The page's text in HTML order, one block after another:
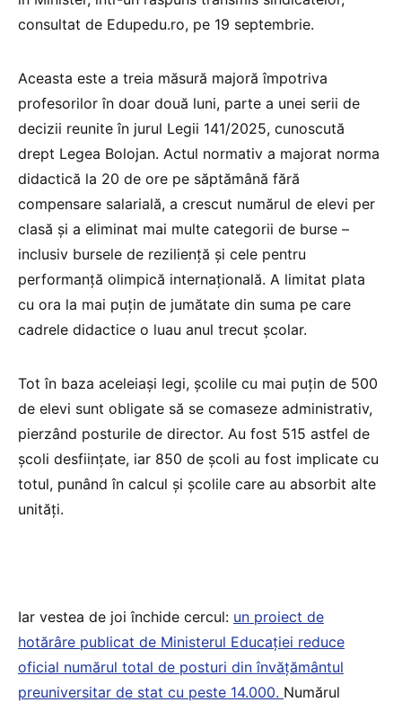
consultat de Edupedu.ro, pe 19 septembrie.
Aceasta este a treia măsură majoră împotriva
profesorilor în doar două luni, parte a unei serii de
decizii reunite în jurul Legii 141/2025, cunoscută
drept Legea Bolojan. Actul normativ a majorat norma
didactică la 20 de ore pe săptămână fără
compensare salarială, a crescut numărul de elevi per
clasă și a eliminat mai multe categorii de burse –
inclusiv bursele de reziliență și cele pentru
performanță olimpică internațională. A limitat plata
cu ora la mai puțin de jumătate din suma pe care
cadrele didactice o luau anul trecut școlar.
Tot în baza aceleiași legi, școlile cu mai puțin de 500
de elevi sunt obligate să se comaseze administrativ,
pierzând posturile de director. Au fost 515 astfel de
școli desființate, iar 850 de școli au fost implicate cu
totul, punând în calcul și școlile care au absorbit alte
unități.
Iar vestea de joi închide cercul: un proiect de
hotărâre publicat de Ministerul Educației reduce
oficial numărul total de posturi din învățământul
preuniversitar de stat cu peste 14.000. Numărul